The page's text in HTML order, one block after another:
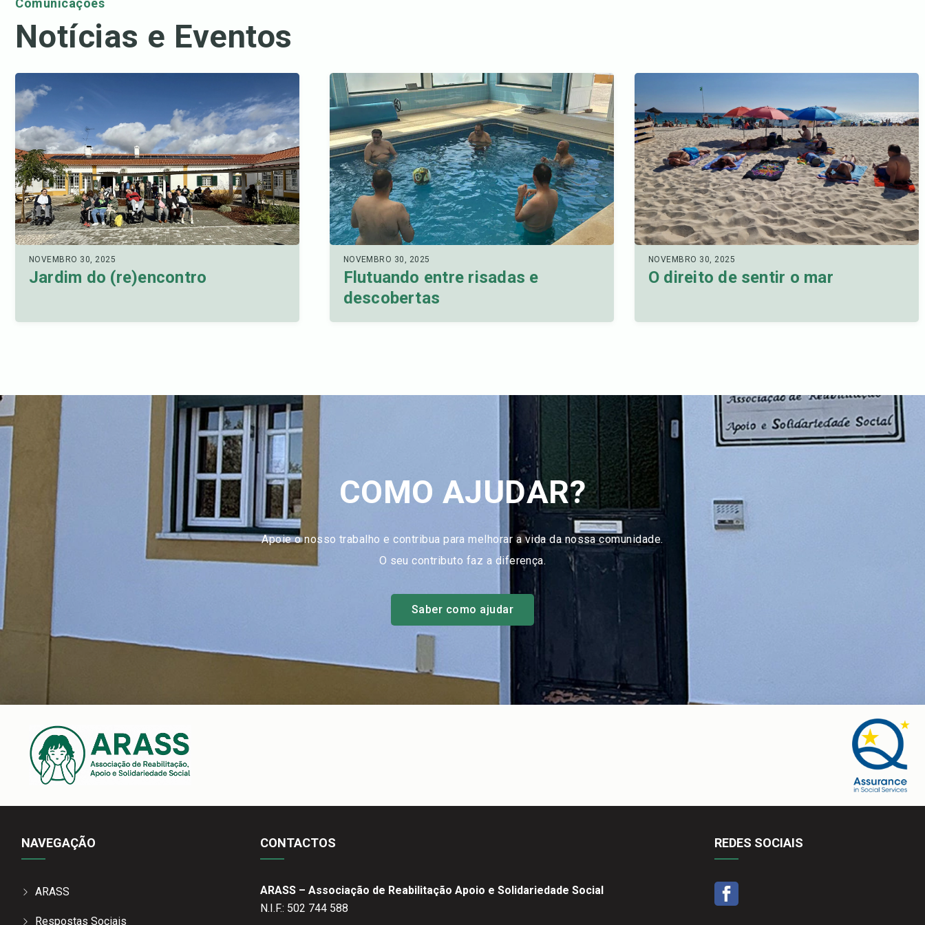
Comunicações
Notícias e Eventos
NOVEMBRO 30, 2025
Jardim do (re)encontro
NOVEMBRO 30, 2025
Flutuando entre risadas e
descobertas
NOVEMBRO 30, 2025
O direito de sentir o mar
COMO AJUDAR?
Apoie o nosso trabalho e contribua para melhorar a vida da nossa comunidade.
O seu contributo faz a diferença.
Saber como ajudar
NAVEGAÇÃO
ARASS
Respostas Sociais
CONTACTOS
ARASS – Associação de Reabilitação Apoio e Solidariedade Social
N.I.F.: 502 744 588
REDES SOCIAIS